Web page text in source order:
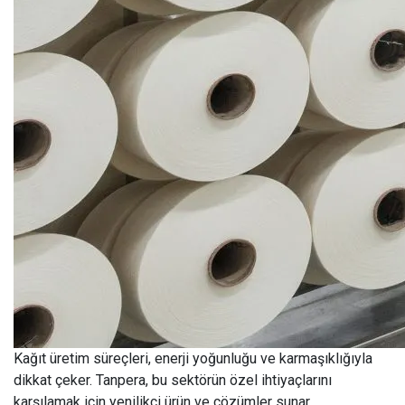
Kağıt üretim süreçleri, enerji yoğunluğu ve karmaşıklığıyla
dikkat çeker. Tanpera, bu sektörün özel ihtiyaçlarını